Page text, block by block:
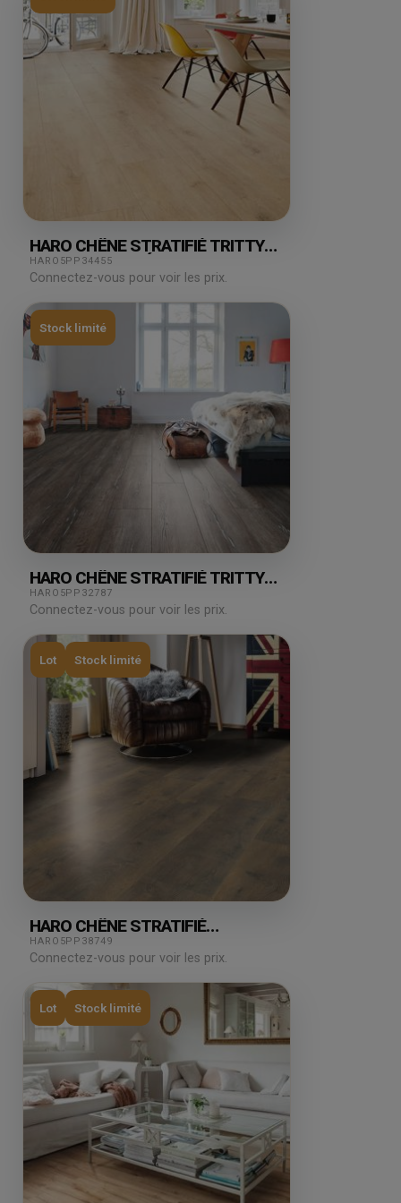
HARO CHÊNE STRATIFIÉ TRITTY
CAMPUS JUBILÉ PURO 7.47M²
HARO5PP34455
Connectez-vous pour voir les prix.
Stock limité
HARO CHÊNE STRATIFIÉ TRITTY
CAMPUS DUNA ESPRESSO
7.47M²
HARO5PP32787
Connectez-vous pour voir les prix.
Lot Stock limité
HARO CHÊNE STRATIFIÉ
BERGAMO 2.49M²
HARO5PP38749
Connectez-vous pour voir les prix.
Lot Stock limité